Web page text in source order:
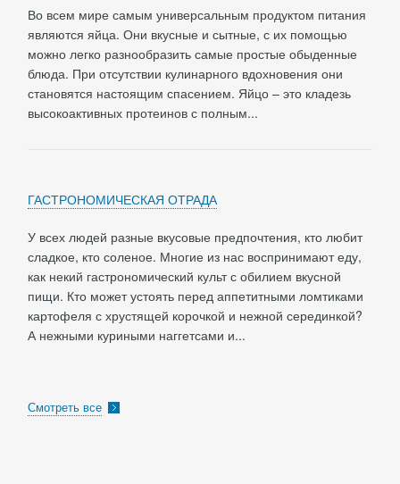
Во всем мире самым универсальным продуктом питания
являются яйца. Они вкусные и сытные, с их помощью
можно легко разнообразить самые простые обыденные
блюда. При отсутствии кулинарного вдохновения они
становятся настоящим спасением. Яйцо – это кладезь
высокоактивных протеинов с полным...
ГАСТРОНОМИЧЕСКАЯ ОТРАДА
У всех людей разные вкусовые предпочтения, кто любит
сладкое, кто соленое. Многие из нас воспринимают еду,
как некий гастрономический культ с обилием вкусной
пищи. Кто может устоять перед аппетитными ломтиками
картофеля с хрустящей корочкой и нежной серединкой?
А нежными куриными наггетсами и...
Смотреть все